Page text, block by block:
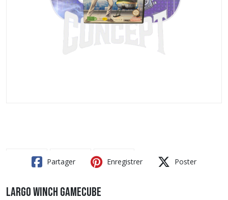
Partager Enregistrer Poster
Largo Winch GameCube